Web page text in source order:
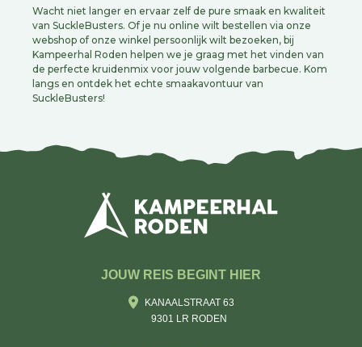
Wacht niet langer en ervaar zelf de pure smaak en kwaliteit
van SuckleBusters. Of je nu online wilt bestellen via onze
webshop of onze winkel persoonlijk wilt bezoeken, bij
Kampeerhal Roden helpen we je graag met het vinden van
de perfecte kruidenmix voor jouw volgende barbecue. Kom
langs en ontdek het echte smaakavontuur van
SuckleBusters!
JOUW REIS BEGINT HIER
KANAALSTRAAT 63
9301 LR RODEN